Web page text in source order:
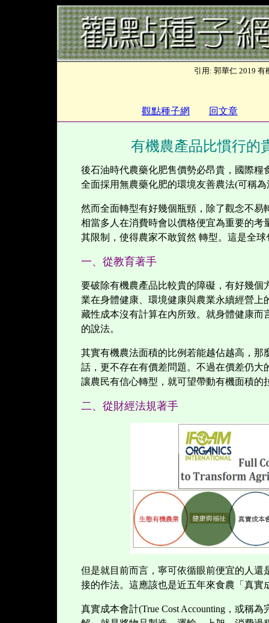
引用: 郭華仁 2019
觀點種子網 回文章
有機農產品比慣行的
後石油時代農藥化肥售價勢必昂貴，國際
全面採用無農藥化肥的環境友善農法(可稱為
然而全面轉型有好幾個瓶頸，除了觀念不
相當多人在消費時會以價格便宜為重要的
其限制，使得農家不敢貿然 轉型。這是全
一、從教育著手
要破除有機農產品比較貴的障礙，有好幾
業在身體健康、環境健康與農業永續經營
藏性成本沒有計算在內所致。就身體健康
的說法。
其實有機農法面積的比例若能越佔越高，
話，更不存在有價差問題。不過在價差仍
讓農民有信心轉型，就可望帶動有機面積的
二、從財經法規著手
但是就目前而言，寧可依循眼前便宜的人
接的作法。這應該也是近五年來食農「真實
真實成本會計(True Cost Accounting，或稱